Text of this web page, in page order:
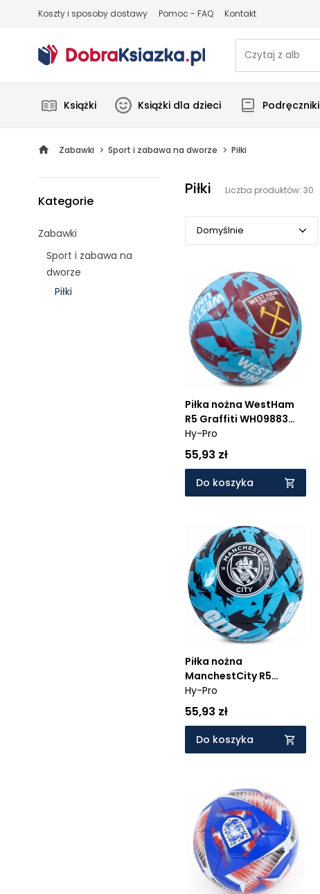
Koszty i sposoby dostawy Pomoc - FAQ Kontakt
Książki Książki dla dzieci Podręczniki
Zabawki Sport i zabawa na dworze Piłki
Kategorie
Zabawki
Sport i zabawa na
dworze
Piłki
Piłki Liczba produktów: 30
Domyślnie
Popularne
Cena rosnąco
Cena malejąco
Od najnowszych
Od najstarszych
Piłka nożna WestHam
R5 Graffiti WH09883
98831
Hy-Pro
55,93 zł
Do koszyka
Piłka nożna
ManchestCity R5
Graffiti MC09881 98817
Hy-Pro
55,93 zł
Do koszyka